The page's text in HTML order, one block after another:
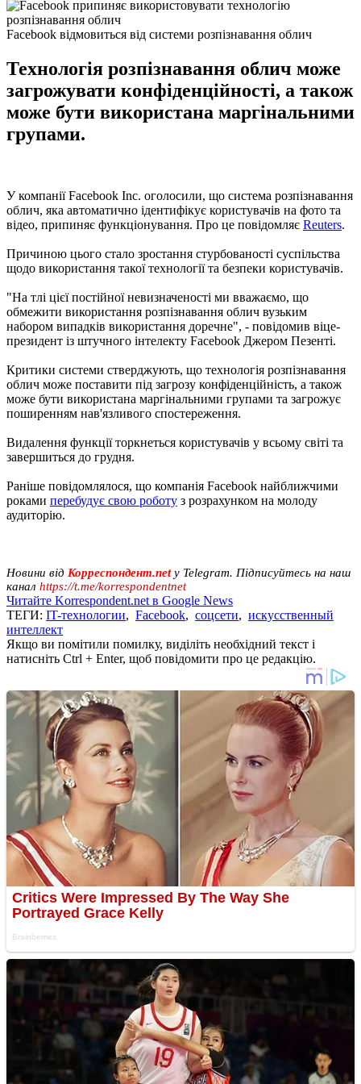
Facebook відмовиться від системи розпізнавання облич
Технологія розпізнавання облич може
загрожувати конфіденційності, а також
може бути використана маргінальними
групами.
У компанії Facebook Inc. оголосили, що система розпізнавання
облич, яка автоматично ідентифікує користувачів на фото та
відео, припиняє функціонування. Про це повідомляє Reuters.
Причиною цього стало зростання стурбованості суспільства
щодо використання такої технології та безпеки користувачів.
"На тлі цієї постійної невизначеності ми вважаємо, що
обмежити використання розпізнавання облич вузьким
набором випадків використання доречне", - повідомив віце-
президент із штучного інтелекту Facebook Джером Пезенті.
Критики системи стверджують, що технологія розпізнавання
облич може поставити під загрозу конфіденційність, а також
може бути використана маргінальними групами та загрожує
поширенням нав'язливого спостереження.
Видалення функції торкнеться користувачів у всьому світі та
завершиться до грудня.
Раніше повідомлялося, що компанія Facebook найближчими
роками перебудує свою роботу з розрахунком на молоду
аудиторію.
Новини від Корреспондент.netу Telegram. Підписуйтесь на наш
канал https://t.me/korrespondentnet
Читайте Korrespondent.net в Google News
ТЕГИ: IT-технологии, Facebook, соцсети, искусственный
интеллект
Якщо ви помітили помилку, виділіть необхідний текст і
натисніть Ctrl + Enter, щоб повідомити про це редакцію.